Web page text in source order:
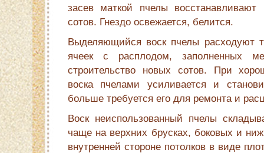
засев маткой пчелы восстанавливают
сотов. Гнездо освежается, белится.
Выделяющийся воск пчелы расходуют
ячеек с расплодом, заполненных
строительство новых сотов. При
воска пчелами усиливается и
больше требуется его для ремонта и
Воск неиспользованный пчелы
чаще на верхних брусках, боковых и
внутренней стороне потолков в виде